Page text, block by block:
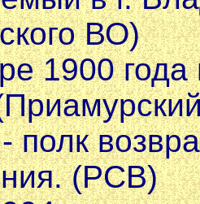
ВО)
1900
полк
(РСВ)